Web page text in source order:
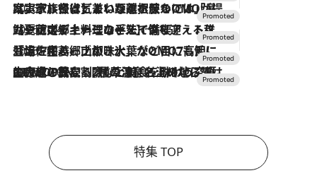
2026.7.31
【ホテル帰省】という選択肢をOMOが提案。家族とほどよい距離を保つには「昼は実家、夜は気兼ねなくホテルで！」
2026.7.24
【夏限定ディナーコース】旬を迎える稚鮎や花ズッキーニなどをイタリア・トスカーナの郷土料理の手法で満喫！
2026.7.17
「土佐和ハーブかき氷」がOMO7高知に登場！生姜、山椒、大葉など目にも舌にも涼を呼ぶ郷土の味
2026.7.10
NEW OPEN！【界 草津】名湯の地に誕生。趣の異なる2種の温泉と上州ならではの会席・蕎麦割烹など美食を味わう究極の癒やし旅
特集 TOP